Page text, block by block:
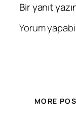
Bir yanıt
Yorum
MORE